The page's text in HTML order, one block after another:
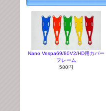
Nano Vespa69/80V2/HD用カバー
フレーム
580円